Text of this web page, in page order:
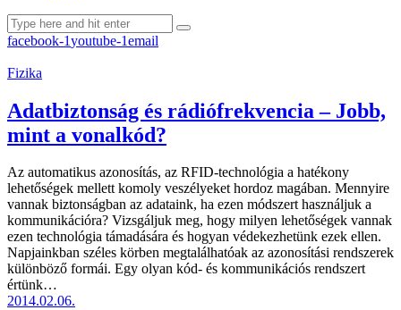
facebook-1youtube-1email
Fizika
Adatbiztonság és rádiófrekvencia – Jobb,
mint a vonalkód?
Az automatikus azonosítás, az RFID-technológia a hatékony
lehetőségek mellett komoly veszélyeket hordoz magában. Mennyire
vannak biztonságban az adataink, ha ezen módszert használjuk a
kommunikációra? Vizsgáljuk meg, hogy milyen lehetőségek vannak
ezen technológia támadására és hogyan védekezhetünk ezek ellen.
Napjainkban széles körben megtalálhatóak az azonosítási rendszerek
különböző formái. Egy olyan kód- és kommunikációs rendszert
értünk…
2014.02.06.